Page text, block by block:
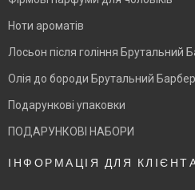
Ноти ароматів
Лосьон після гоління Брутальний
Олія до бороди Брутальний Барбер
Подарункові упаковки
ПОДАРУНКОВІ НАБОРИ
ІНФОРМАЦІЯ ДЛЯ